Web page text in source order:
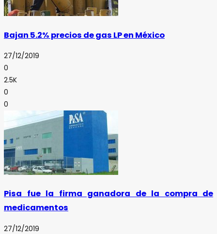
Bajan 5.2% precios de gas LP en México
27/12/2019
0
2.5K
0
0
Pisa fue la firma ganadora de la compra de
medicamentos
27/12/2019